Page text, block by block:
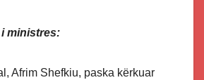
ministres:
Afrim Shefkiu, paska kërkuar